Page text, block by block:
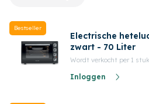
Bestseller
Electrische
zwart - 70 Liter
Wordt verkocht per 1
Inloggen